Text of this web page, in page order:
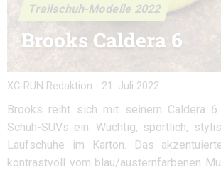
Trailschuh-Modelle 2022
Brooks Caldera 6
XC-RUN Redaktion - 21. Juli 2022
Brooks reiht sich mit seinem Caldera
Schuh-SUVs ein. Wuchtig, sportlich,
Laufschuhe im Karton. Das
kontrastvoll vom blau/austernfarbenen